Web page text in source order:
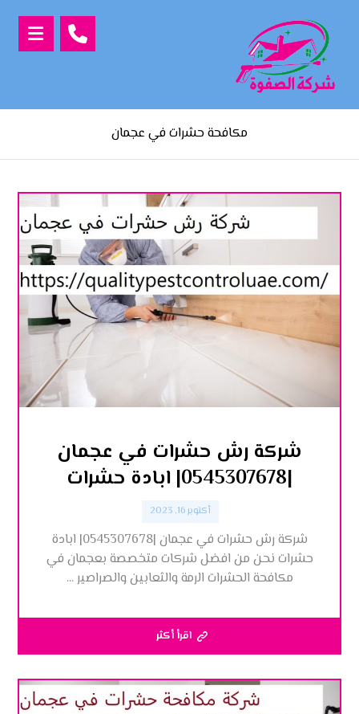
مكافحة حشرات في عجمان
شركة رش حشرات في عجمان
|0545307678| ابادة حشرات
أكتوبر 16, 2023
شركة رش حشرات في عجمان |0545307678| ابادة
حشرات نحن من افضل شركات متخصصة بعجمان في
مكافحة الحشرات الرمة والثعابين والصراصير ...
اقرأ أكثر